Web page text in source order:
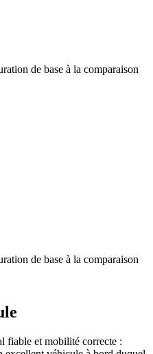
de base à la comparaison
de base à la comparaison
fiable et mobilité correcte :